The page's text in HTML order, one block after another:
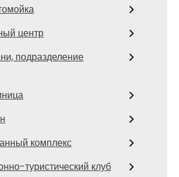
центр
подразделение
комплекс
туристический клуб